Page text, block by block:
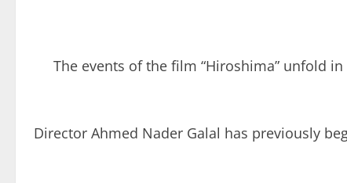
The events of the film “Hiroshima” unfold
Director Ahmed Nader Galal has previously